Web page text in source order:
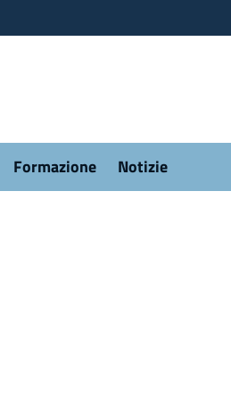
Formazione Notizie